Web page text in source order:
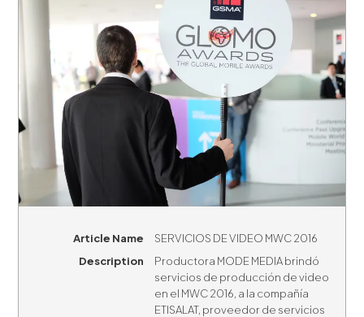
Article Name
SERVICIOS DE VIDEO MWC 2016
Description
Productora MODE MEDIA brindó
servicios de producción de video
en el MWC 2016, a la compañía
ETISALAT, proveedor de servicios